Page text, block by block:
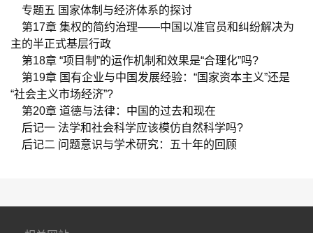
专题五 国家体制与经济体系的探讨
第17章 集权的简约治理——中国以准官员和纠纷解决为
主的半正式基层行政
第18章 “项目制 ”的运作机制和效果是“合理化”吗?
第19章 国有企业与中国发展经验： “国家资本主义”还是
“社会主义市场经济”?
第20章 道德与法律：中国的过去和现在
后记一 法学和社会科学应该模仿自然科学吗?
后记二 问题意识与学术研究：五十年的回顾